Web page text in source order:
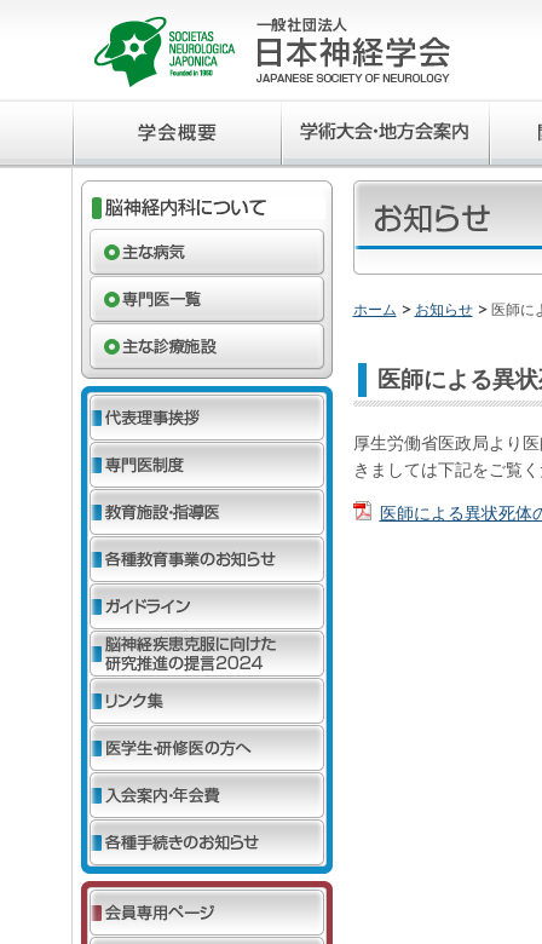
ホーム お知らせ 医師に
医師による異
厚生労働省医政局より
きましては下記をご覧
医師による異状死体